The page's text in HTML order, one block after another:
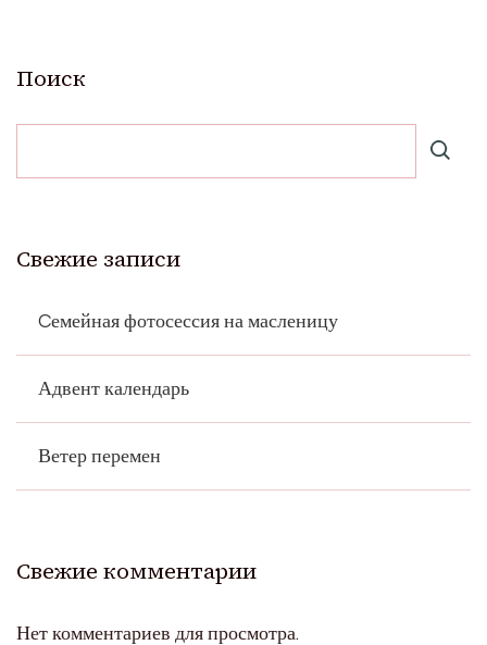
Поиск
Свежие записи
Cемейная фотосессия на масленицу
Адвент календарь
Ветер перемен
Свежие комментарии
Нет комментариев для просмотра.